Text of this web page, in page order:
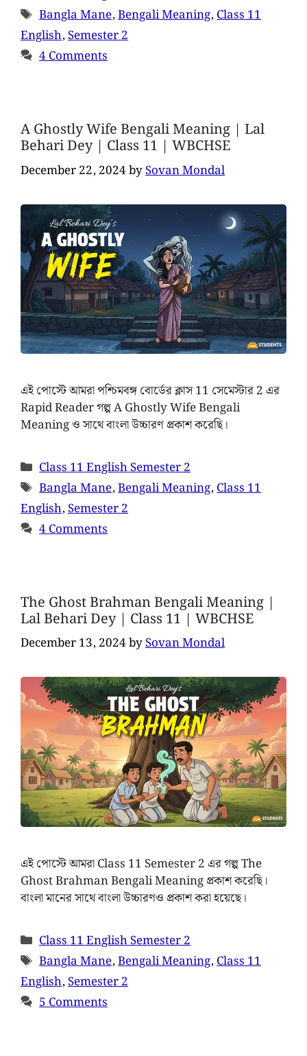
Bangla Mane,Bengali Meaning,Class 11
English,Semester 2
4 Comments
A Ghostly Wife Bengali Meaning | Lal
Behari Dey | Class 11 | WBCHSE
December 22, 2024bySovan Mondal
এই পোস্টে আমরা পশ্চিমবঙ্গ বোর্ডের ক্লাস 11 সেমেস্টার 2 এর
Rapid Reader গল্প A Ghostly Wife Bengali
Meaning ও সাথে বাংলা উচ্চারণ প্রকাশ করেছি।
Class 11 English Semester 2
Bangla Mane,Bengali Meaning,Class 11
English,Semester 2
4 Comments
The Ghost Brahman Bengali Meaning |
Lal Behari Dey | Class 11 | WBCHSE
December 13, 2024bySovan Mondal
এই পোস্টে আমরা Class 11 Semester 2 এর গল্প The
Ghost Brahman Bengali Meaning প্রকাশ করেছি।
বাংলা মানের সাথে বাংলা উচ্চারণও প্রকাশ করা হয়েছে।
Class 11 English Semester 2
Bangla Mane,Bengali Meaning,Class 11
English,Semester 2
5 Comments